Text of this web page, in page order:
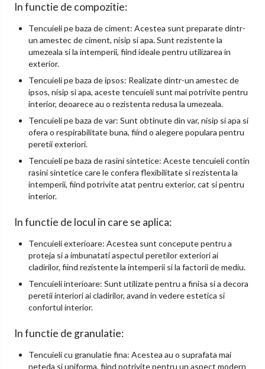
In functie de compozitie:
Tencuieli pe baza de ciment: Acestea sunt preparate dintr-
un amestec de ciment, nisip si apa. Sunt rezistente la
umezeala si la intemperii, fiind ideale pentru utilizarea in
exterior.
Tencuieli pe baza de ipsos: Realizate dintr-un amestec de
ipsos, nisip si apa, aceste tencuieli sunt mai potrivite pentru
interior, deoarece au o rezistenta redusa la umezeala.
Tencuieli pe baza de var: Sunt obtinute din var, nisip si apa si
ofera o respirabilitate buna, fiind o alegere populara pentru
peretii exteriori.
Tencuieli pe baza de rasini sintetice: Aceste tencuieli contin
rasini sintetice care le confera flexibilitate si rezistenta la
intemperii, fiind potrivite atat pentru exterior, cat si pentru
interior.
In functie de locul in care se aplica:
Tencuieli exterioare: Acestea sunt concepute pentru a
proteja si a imbunatati aspectul peretilor exteriori ai
cladirilor, fiind rezistente la intemperii si la factorii de mediu.
Tencuieli interioare: Sunt utilizate pentru a finisa si a decora
peretii interiori ai cladirilor, avand in vedere estetica si
confortul interior.
In functie de granulatie:
Tencuieli cu granulatie fina: Acestea au o suprafata mai
neteda si uniforma, fiind potrivite pentru un aspect modern